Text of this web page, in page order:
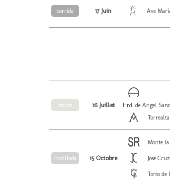
corrida 17 Juin Ave
mixte 16 Juillet
Hrd. de Angel
Torrealta
novillada 15 Octobre
Monte la
José Cruz
Toros de